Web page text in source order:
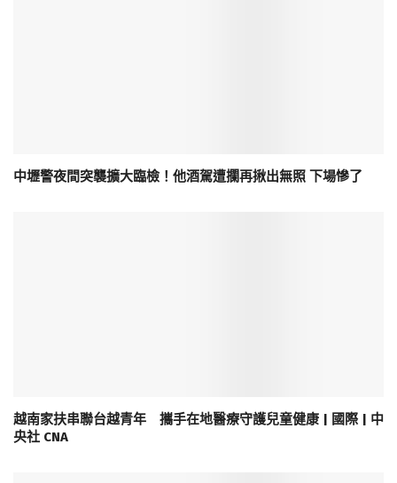
中壢警夜間突襲擴大臨檢！他酒駕遭攔再揪出無照 下場慘了
越南家扶串聯台越青年 攜手在地醫療守護兒童健康 | 國際 | 中
央社 CNA